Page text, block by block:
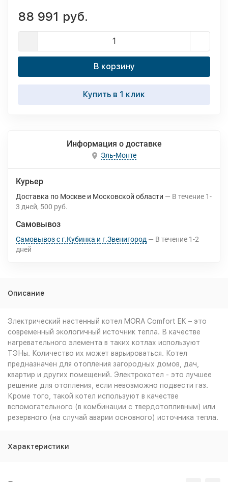
88 991 руб.
В корзину
Купить в 1 клик
Информация о доставке
Эль-Монте
Курьер
Доставка по Москве и Московской области В течение 1-
3 дней 500 руб.
Самовывоз
Самовывоз с г.Кубинка и г.Звенигород В течение 1-2
дней
Описание
Электрический настенный котел MORA Comfort EK – это
современный экологичный источник тепла. В качестве
нагревательного элемента в таких котлах используют
ТЭНы. Количество их может варьироваться. Котел
предназначен для отопления загородных домов, дач,
квартир и других помещений. Электрокотел - это лучшее
решение для отопления, если невозможно подвести газ.
Кроме того, такой котел используют в качестве
вспомогательного (в комбинации с твердотопливным) или
резервного (на случай аварии основного) источника тепла.
Характеристики